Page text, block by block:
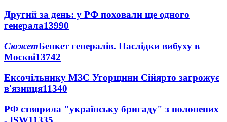
Другий за день: у РФ поховали ще одного
генерала13990
СюжетБенкет генералів. Наслідки вибуху в
Москві13742
Ексочільнику МЗС Угорщини Сійярто загрожує
в'язниця11340
РФ створила "українську бригаду" з полонених